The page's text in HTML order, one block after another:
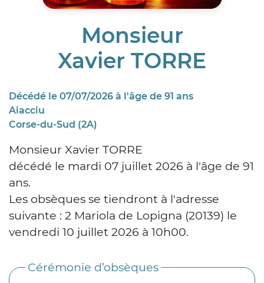
Monsieur
Xavier TORRE
Décédé le 07/07/2026 à l'âge de 91 ans
Aiacciu
Corse-du-Sud (2A)
Monsieur Xavier TORRE
décédé le mardi 07 juillet 2026 à l'âge de 91
ans.
Les obsèques se tiendront à l'adresse
suivante : 2 Mariola de Lopigna (20139) le
vendredi 10 juillet 2026 à 10h00.
Cérémonie d’obsèques